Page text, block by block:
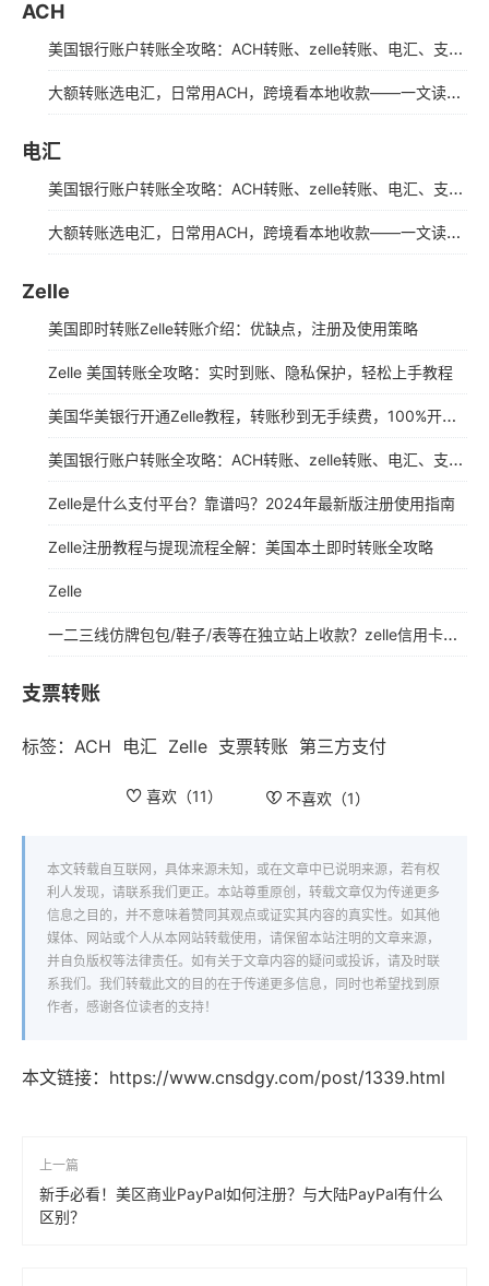
ACH
美国银行账户转账全攻略：ACH转账、zelle转账、电汇、支票转转等掌握多种转账方式
大额转账选电汇，日常用ACH，跨境看本地收款——一文读懂三种方式
电汇
美国银行账户转账全攻略：ACH转账、zelle转账、电汇、支票转转等掌握多种转账方式
大额转账选电汇，日常用ACH，跨境看本地收款——一文读懂三种方式
Zelle
美国即时转账Zelle转账介绍：优缺点，注册及使用策略
Zelle 美国转账全攻略：实时到账、隐私保护，轻松上手教程
美国华美银行开通Zelle教程，转账秒到无手续费，100%开户成功攻略，Zelle多开账户方法
美国银行账户转账全攻略：ACH转账、zelle转账、电汇、支票转转等掌握多种转账方式
Zelle是什么支付平台？靠谱吗？2024年最新版注册使用指南
Zelle注册教程与提现流程全解：美国本土即时转账全攻略
Zelle
一二三线仿牌包包/鞋子/表等在独立站上收款？zelle信用卡通道如何收款？
支票转账
标签： ACH 电汇 Zelle 支票转账 第三方支付
喜欢（11） 不喜欢（1）
本文转载自互联网，具体来源未知，或在文章中已说明来源，若有权
利人发现，请联系我们更正。本站尊重原创，转载文章仅为传递更多
信息之目的，并不意味着赞同其观点或证实其内容的真实性。如其他
媒体、网站或个人从本网站转载使用，请保留本站注明的文章来源，
并自负版权等法律责任。如有关于文章内容的疑问或投诉，请及时联
系我们。我们转载此文的目的在于传递更多信息，同时也希望找到原
作者，感谢各位读者的支持！
本文链接： https://www.cnsdgy.com/post/1339.html
上一篇
新手必看！美区商业PayPal如何注册？与大陆PayPal有什么
区别？